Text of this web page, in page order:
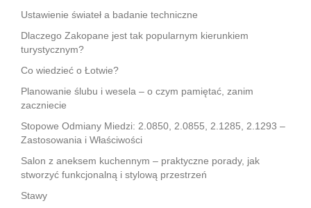
Ustawienie świateł a badanie techniczne
Dlaczego Zakopane jest tak popularnym kierunkiem
turystycznym?
Co wiedzieć o Łotwie?
Planowanie ślubu i wesela – o czym pamiętać, zanim
zaczniecie
Stopowe Odmiany Miedzi: 2.0850, 2.0855, 2.1285, 2.1293 –
Zastosowania i Właściwości
Salon z aneksem kuchennym – praktyczne porady, jak
stworzyć funkcjonalną i stylową przestrzeń
Stawy